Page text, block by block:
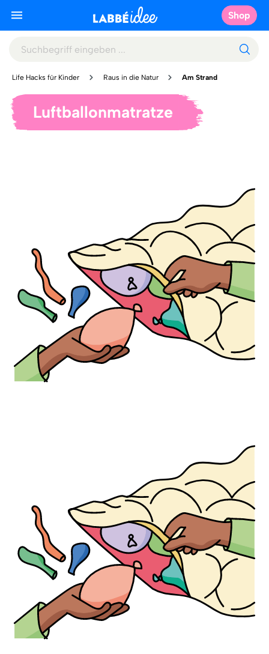
Shop
Life Hacks für Kinder Raus in die Natur Am Strand
Luftballonmatratze